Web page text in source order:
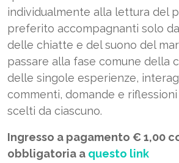
individualmente alla lettura del
preferito accompagnanti solo
delle chiatte e del suono del
passare alla fase comune della
delle singole esperienze,
commenti, domande e riflessioni
scelti da ciascuno.
Ingresso a pagamento € 1,00
obbligatoria a questo link